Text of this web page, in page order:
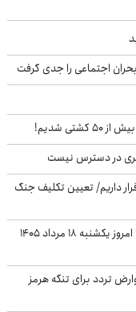
شدیم!
در دسترس نیست
داریم/ تعیین تکلیف جنگ
تغییرات تند قیمت محصولات ایران‌خودرو و سایپا امروز یکشنبه ۱۸ مرداد ۱۴۰۵
تردد برای تنگه هرمز